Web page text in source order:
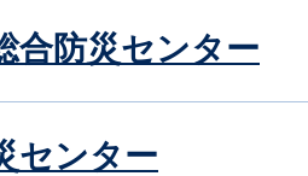
合防災センター
センター